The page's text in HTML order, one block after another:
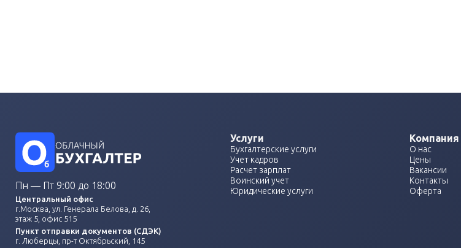
Пн — Пт 9:00 до 18:00
Центральный офис
г.Москва, ул. Генерала Белова, д. 26,
этаж 5, офис 515
Пункт отправки документов (СДЭК)
г. Люберцы, пр-т Октябрьский, 145
Услуги
Бухгалтерские услуги
Учет кадров
Расчет зарплат
Воинский учет
Юридические услуги
Компания
О нас
Цены
Вакансии
Контакты
Оферта